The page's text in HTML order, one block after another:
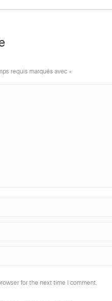
requis marqués avec *
for the next time I comment.